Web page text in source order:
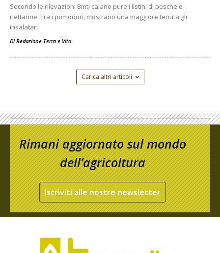
Secondo le rilevazioni Bmti calano pure i listini di pesche e
nettarine. Tra i pomodori, mostrano una maggiore tenuta gli
insalatari
Di Redazione Terra e Vita
Carica altri articoli
Rimani aggiornato sul mondo
dell’agricoltura
Iscriviti alle nostre newsletter